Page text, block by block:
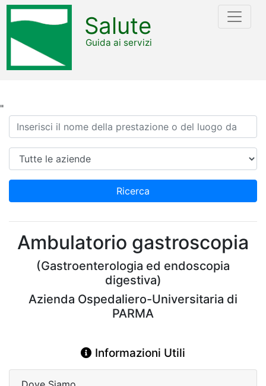
"
Salute
Guida ai servizi
Ricerca
Azienda
Ricerca
Ambulatorio gastroscopia
(Gastroenterologia ed endoscopia
digestiva)
Azienda Ospedaliero-Universitaria di
PARMA
Informazioni Utili